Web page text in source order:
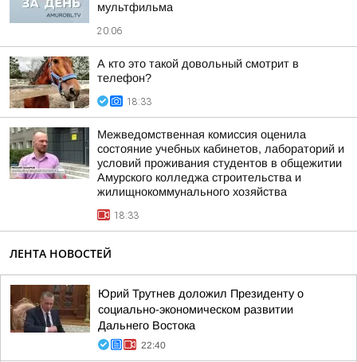
мультфильма
20:06
А кто это такой довольный смотрит в
телефон?
18:33
Межведомственная комиссия оценила
состояние учебных кабинетов, лабораторий и
условий проживания студентов в общежитии
Амурского колледжа строительства и
жилищнокоммунального хозяйства
18:33
ЛЕНТА НОВОСТЕЙ
Юрий Трутнев доложил Президенту о
социально-экономическом развитии
Дальнего Востока
22:40